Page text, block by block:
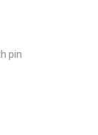
pin